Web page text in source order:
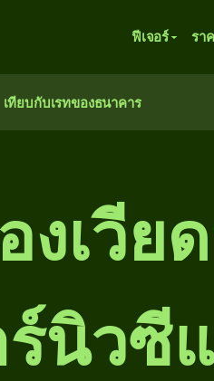
ฟีเจอร์ รา
เทียบกับเรทของธนาคาร
เวีย
นิวซี